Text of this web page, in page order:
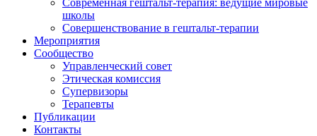
Современная гештальт-терапия: ведущие мировые
школы
Совершенствование в гештальт-терапии
Мероприятия
Сообщество
Управленческий совет
Этическая комиссия
Супервизоры
Терапевты
Публикации
Контакты